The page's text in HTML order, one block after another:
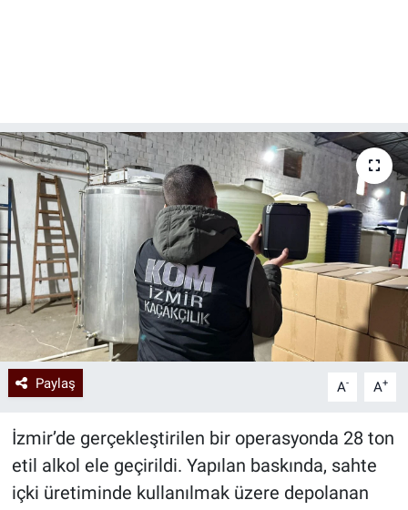
Paylaş A- A+
İzmir’de gerçekleştirilen bir operasyonda 28 ton
etil alkol ele geçirildi. Yapılan baskında, sahte
içki üretiminde kullanılmak üzere depolanan